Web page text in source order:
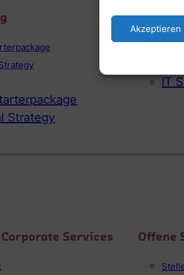
Akzeptieren
Strategy
IT
Corporate Services Offene